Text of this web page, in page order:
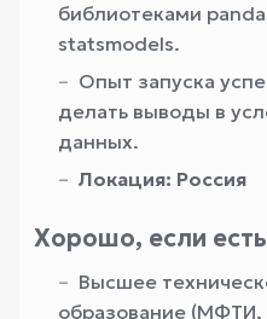
библиотеками
statsmodels.
Опыт запуска
делать выводы в
данных.
Локация: Россия
Хорошо, если есть
Высшее
образование